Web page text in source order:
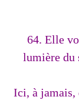
64. Elle
lumière du
Ici, à jamais,